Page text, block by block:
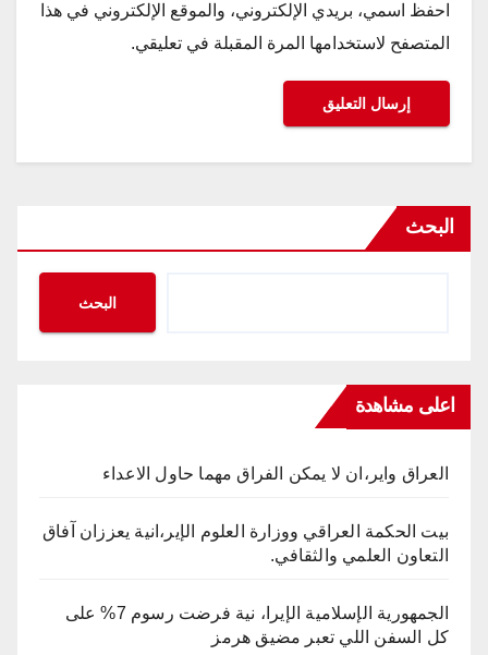
احفظ اسمي، بريدي الإلكتروني، والموقع الإلكتروني في هذا
المتصفح لاستخدامها المرة المقبلة في تعليقي.
البحث
البحث
اعلى مشاهدة
العراق واير،ان لا يمكن الفراق مهما حاول الاعداء
بيت الحكمة العراقي ووزارة العلوم الإير،انية يعززان آفاق
التعاون العلمي والثقافي.
الجمهورية الإسلامية الإيرا، نية فرضت رسوم 7% على
كل السفن اللي تعبر مضيق هرمز